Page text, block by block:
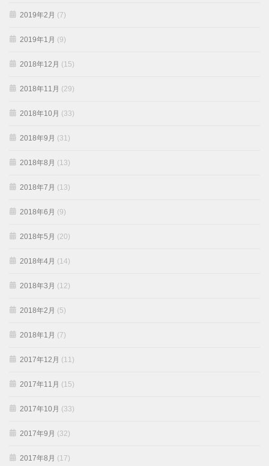
2019年2月 (7)
2019年1月 (9)
2018年12月 (15)
2018年11月 (29)
2018年10月 (33)
2018年9月 (31)
2018年8月 (13)
2018年7月 (13)
2018年6月 (9)
2018年5月 (20)
2018年4月 (14)
2018年3月 (12)
2018年2月 (5)
2018年1月 (7)
2017年12月 (11)
2017年11月 (15)
2017年10月 (33)
2017年9月 (32)
2017年8月 (17)